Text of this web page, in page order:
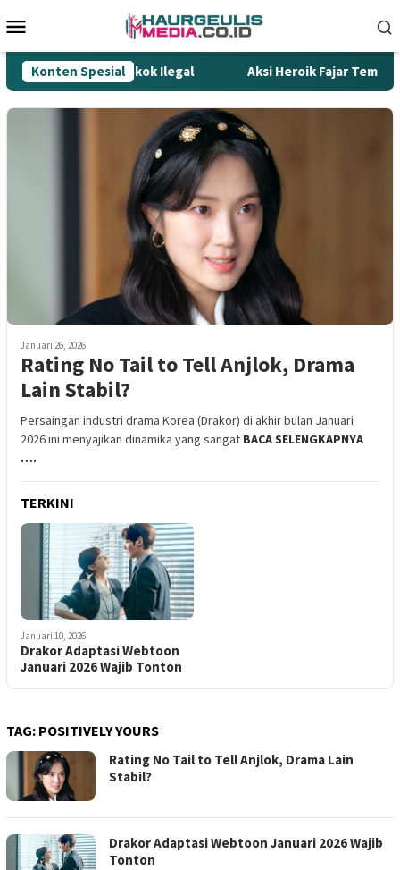
ke
Mobile
Konten Spesial
Gempur Rokok Ilegal Aksi Heroik Fajar Temukan
Januari 26, 2026
Rating No Tail to Tell Anjlok, Drama
Lain Stabil?
Persaingan industri drama Korea (Drakor) di akhir bulan Januari
2026 ini menyajikan dinamika yang sangat BACA SELENGKAPNYA
….
TERKINI
Januari 10, 2026
Drakor Adaptasi Webtoon
Januari 2026 Wajib Tonton
TAG: POSITIVELY YOURS
Rating No Tail to Tell Anjlok, Drama Lain
Stabil?
Drakor Adaptasi Webtoon Januari 2026 Wajib
Tonton